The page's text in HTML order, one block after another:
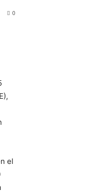
0
el